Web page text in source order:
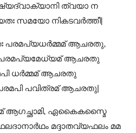
ത്വയാ ന
സമയോ നികടവർത്തീ|
പരമപ്യധർമ്മമ് ആചരതു,
പരമപ്യമേധ്യമ് ആചരതു
ധർമ്മമ് ആചരതു
പവിത്രമ് ആചരതു|
ആഗച്ഛാമി, ഏകൈകസ്മൈ
മദ്ദാതവ്യഫലം മമ